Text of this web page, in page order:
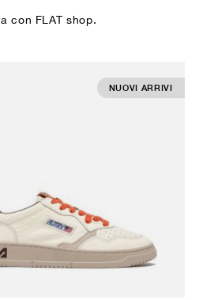
con FLAT shop.
NUOVI ARRIVI